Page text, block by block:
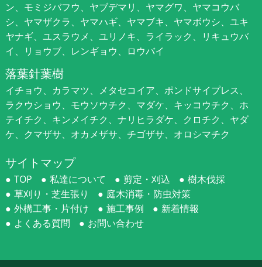
ン、モミジバフウ、ヤブデマリ、ヤマグワ、ヤマコウバ
シ、ヤマザクラ、ヤマハギ、ヤマブキ、ヤマボウシ、ユキ
ヤナギ、ユスラウメ、ユリノキ、ライラック、リキュウバ
イ、リョウブ、レンギョウ、ロウバイ
落葉針葉樹
イチョウ、カラマツ、メタセコイア、ポンドサイプレス、
ラクウショウ、モウソウチク、マダケ、キッコウチク、ホ
テイチク、キンメイチク、ナリヒラダケ、クロチク、ヤダ
ケ、クマザサ、オカメザサ、チゴザサ、オロシマチク
サイトマップ
TOP 私達について 剪定・刈込
樹木伐採
草刈り・芝生張り
庭木消毒・防虫対策
外構工事・片付け
施工事例
新着情報
よくある質問
お問い合わせ